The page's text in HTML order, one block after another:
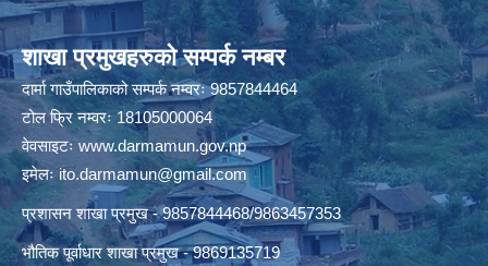
शाखा प्रमुखहरुको सम्पर्क नम्बर
दार्मा गाउँपालिकाको सम्पर्क नम्वरः 9857844464
टोल फ्रि नम्वरः 18105000064
वेवसाइटःwww.darmamun.gov.np
इमेलःito.darmamun@gmail.com
प्रशासन शाखा प्रमुख - 9857844468/9863457353
भौतिक पूर्वाधार शाखा प्रमुख - 9869135719